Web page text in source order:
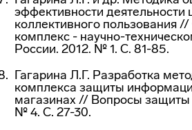
эффективности деятельности
коллективного пользования
комплекс - научно-
России. 2012. № 1. С. 81-85.
Гагарина Л.Г. Разработка
комплекса защиты
магазинах // Вопросы
№ 4. С. 27-30.